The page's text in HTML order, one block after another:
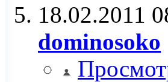
18.02.2011
dominosoko